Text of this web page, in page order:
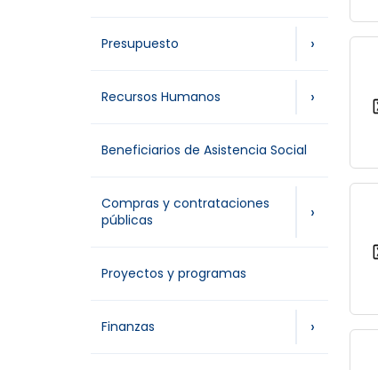
Presupuesto ›
Recursos Humanos ›
Beneficiarios de Asistencia Social
Compras y contrataciones
públicas
›
Proyectos y programas
Finanzas ›